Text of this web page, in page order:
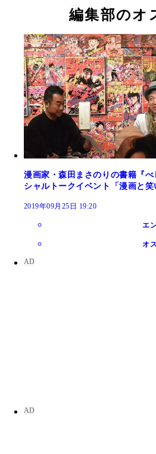
かったが、その中でも大
編集部のオ
漫画家・森田まさのりの書籍『
シャルトークイベント「漫画と
2019年09月25日 19:20
エ
オ